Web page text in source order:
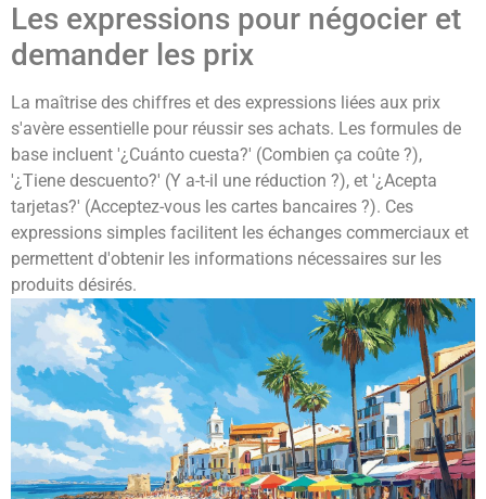
Les expressions pour négocier et
demander les prix
La maîtrise des chiffres et des expressions liées aux prix
s'avère essentielle pour réussir ses achats. Les formules de
base incluent '¿Cuánto cuesta?' (Combien ça coûte ?),
'¿Tiene descuento?' (Y a-t-il une réduction ?), et '¿Acepta
tarjetas?' (Acceptez-vous les cartes bancaires ?). Ces
expressions simples facilitent les échanges commerciaux et
permettent d'obtenir les informations nécessaires sur les
produits désirés.